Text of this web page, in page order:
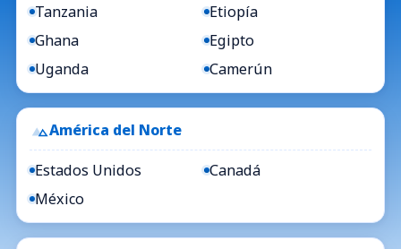
Tanzania
Etiopía
Ghana
Egipto
Uganda
Camerún
América del Norte
Estados Unidos
Canadá
México